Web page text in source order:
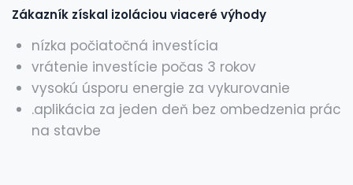
Zákazník získal izoláciou viaceré výhody
nízka počiatočná investícia
vrátenie investície počas 3 rokov
vysokú úsporu energie za vykurovanie
.aplikácia za jeden deň bez ombedzenia prác
na stavbe